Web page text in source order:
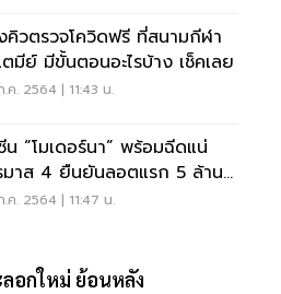
คิวตรวจโควิดฟรี ที่สนามกีฬา
ตมีย์ มีขั้นตอนอะไรบ้าง เช็คเลย
.ค. 2564 | 11:43 น.
น “โมเดอร์นา” พร้อมฉีดแน่
มาส 4 ยืนยันลอตแรก 5 ล้าน
.ค. 2564 | 11:47 น.
อกใหม่ ย้อนหลัง